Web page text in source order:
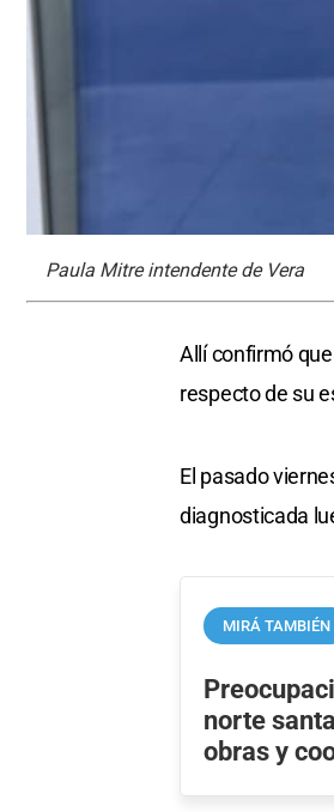
Paula Mitre intendente de Vera
Allí confirmó
respecto de su
El pasado
diagnosticada
MIRÁ TAMBIÉN
norte
obras y